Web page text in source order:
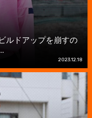
ルドアップを崩すの
2023.12.18